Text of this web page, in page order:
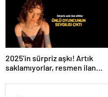
2025’in sürpriz aşkı! Artık
saklamıyorlar, resmen ilan